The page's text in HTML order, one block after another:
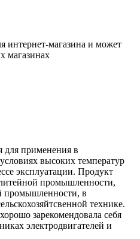
интернет-магазина и может
магазинах
для применения в
высоких температур
эксплуатации. Продукт
промышленности,
промышленности, в
технике.
зарекомендовала себя
электродвигателей и